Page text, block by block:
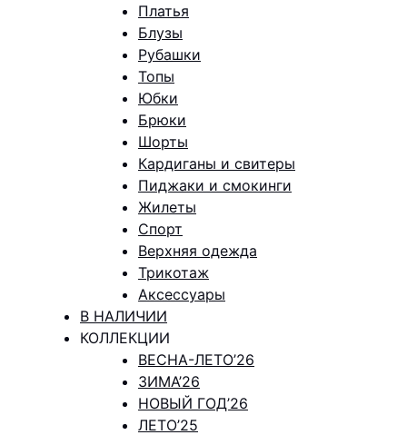
Платья
Блузы
Рубашки
Топы
Юбки
Брюки
Шорты
Кардиганы и свитеры
Пиджаки и смокинги
Жилеты
Спорт
Верхняя одежда
Трикотаж
Аксессуары
В НАЛИЧИИ
КОЛЛЕКЦИИ
ВЕСНА-ЛЕТО’26
ЗИМА’26
НОВЫЙ ГОД’26
ЛЕТО’25